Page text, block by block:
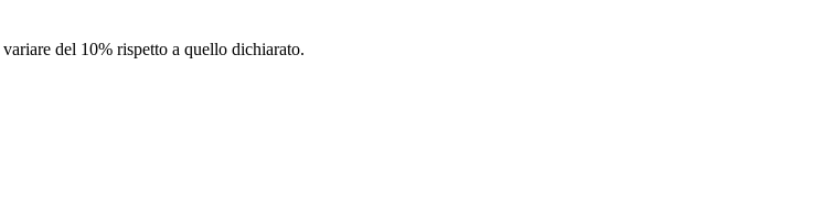
del 10% rispetto a quello dichiarato.